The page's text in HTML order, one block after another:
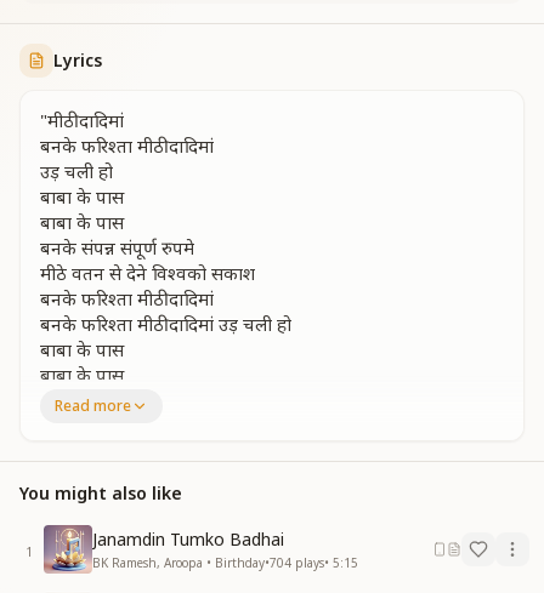
Lyrics
"मीठी दादिमां
बनके फरिश्ता मीठी दादिमां
उड़ चली हो
बाबा के पास
बाबा के पास
बनके संपन्न संपूर्ण रुपमे
मीठे वतन से देने विश्वको सकाश
बनके फरिश्ता मीठी दादिमां
बनके फरिश्ता मीठी दादिमां उड़ चली हो
बाबा के पास
बाबा के पास
जो न मम्मा बाबा को देखा तेरी सूरत बतलाए
साथ रहेंगे हर पल दादी दिल का यही है कहना
जीने की हर लम्हों में बाबासा बन रहना
जग की ओ मां जगदबा तुम
आदिरत्न तुम हो खास
बनके फरिश्ता
Read more
You might also like
1
Janamdin Tumko Badhai
BK Ramesh, Aroopa • Birthday•704 plays• 5:15